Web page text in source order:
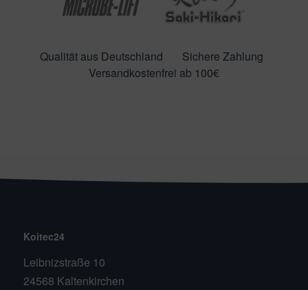
Qualität aus Deutschland
Sichere Zahlung
Versandkostenfrei ab 100€
Koitec24
Leibnizstraße 10
24568 Kaltenkirchen